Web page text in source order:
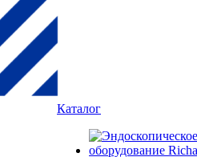
Каталог